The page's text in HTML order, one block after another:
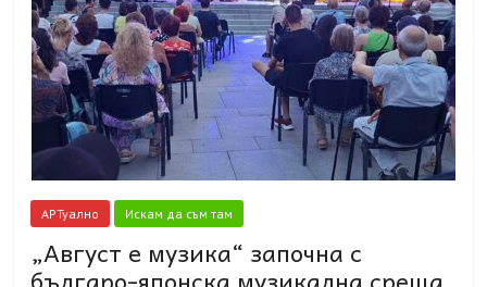
АРТуално Искам да съм там
„Август е музика“ започна с